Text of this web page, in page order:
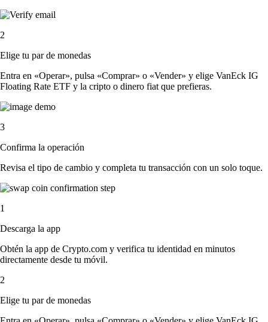
2
Elige tu par de monedas
Entra en «Operar», pulsa «Comprar» o «Vender» y elige VanEck IG
Floating Rate ETF y la cripto o dinero fiat que prefieras.
3
Confirma la operación
Revisa el tipo de cambio y completa tu transacción con un solo toque.
1
Descarga la app
Obtén la app de Crypto.com y verifica tu identidad en minutos
directamente desde tu móvil.
2
Elige tu par de monedas